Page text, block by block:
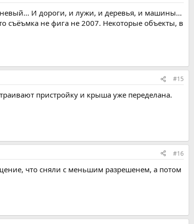
И дороги, и лужи, и деревья, и машины...
съёъмка не фига не 2007. Некоторые объекты, в
#15
пристройку и крыша уже переделана.
#16
что сняли с меньшим разрешенем, а потом